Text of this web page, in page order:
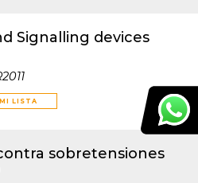
Signalling devices
MI LISTA
sobretensiones